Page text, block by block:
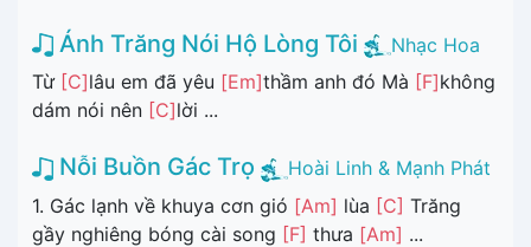
Ánh Trăng Nói Hộ Lòng Tôi
Nhạc Hoa
Từ [C]lâu em đã yêu [Em]thầm anh đó Mà [F]không
dám nói nên [C]lời ...
Nỗi Buồn Gác Trọ
Hoài Linh & Mạnh Phát
1. Gác lạnh về khuya cơn gió [Am] lùa [C] Trăng
gầy nghiêng bóng cài song [F] thưa [Am] ...